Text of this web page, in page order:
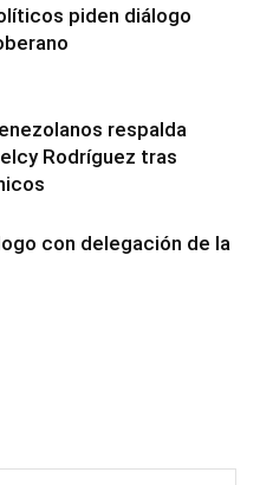
piden diálogo
respalda
Rodríguez tras
con delegación de la